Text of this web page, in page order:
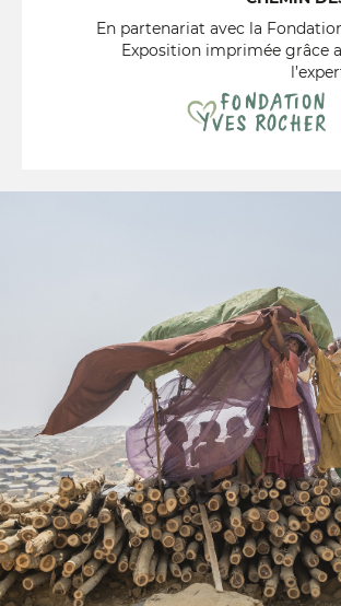
En partenariat avec la
Exposition imprimée grâce